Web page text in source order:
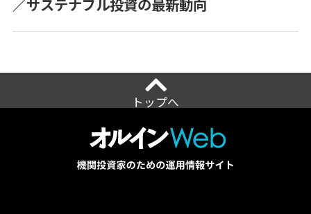
／サステナブル投資の最新動向
トップへ